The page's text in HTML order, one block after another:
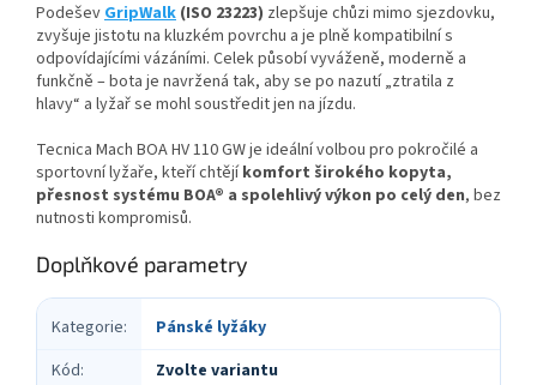
PodeševGripWalk (ISO 23223) zlepšuje chůzi mimo sjezdovku,
zvyšuje jistotu na kluzkém povrchu a je plně kompatibilní s
odpovídajícími vázáními. Celek působí vyváženě, moderně a
funkčně – bota je navržená tak, aby se po nazutí „ztratila z
hlavy“ a lyžař se mohl soustředit jen na jízdu.
Tecnica Mach BOA HV 110 GW je ideální volbou pro pokročilé a
sportovní lyžaře, kteří chtějíkomfort širokého kopyta,
přesnost systému BOA® a spolehlivý výkon po celý den, bez
nutnosti kompromisů.
Doplňkové parametry
Kategorie:
Pánské lyžáky
Kód:
Zvolte variantu